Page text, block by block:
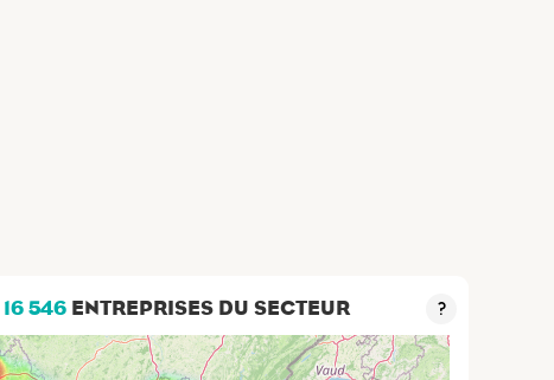
16 546 ENTREPRISES DU SECTEUR ?